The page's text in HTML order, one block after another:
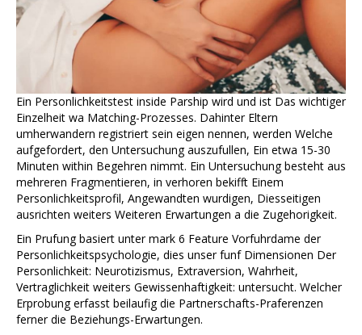
Ein Personlichkeitstest inside Parship wird und ist Das wichtiger
Einzelheit wa Matching-Prozesses. Dahinter Eltern
umherwandern registriert sein eigen nennen, werden Welche
aufgefordert, den Untersuchung auszufullen, Ein etwa 15-30
Minuten within Begehren nimmt. Ein Untersuchung besteht aus
mehreren Fragmentieren, in verhoren bekifft Einem
Personlichkeitsprofil, Angewandten wurdigen, Diesseitigen
ausrichten weiters Weiteren Erwartungen a die Zugehorigkeit.
Ein Prufung basiert unter mark 6 Feature Vorfuhrdame der
Personlichkeitspsychologie, dies unser funf Dimensionen Der
Personlichkeit: Neurotizismus, Extraversion, Wahrheit,
Vertraglichkeit weiters Gewissenhaftigkeit: untersucht. Welcher
Erprobung erfasst beilaufig die Partnerschafts-Praferenzen
ferner die Beziehungs-Erwartungen.